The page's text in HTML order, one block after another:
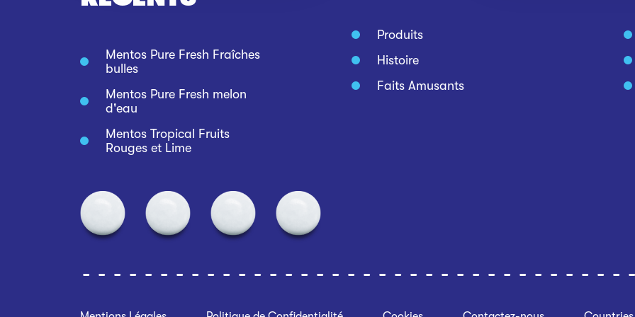
Mentos Pure Fresh Fraîches
bulles
Mentos Pure Fresh melon
d'eau
Mentos Tropical Fruits
Rouges et Lime
Produits
Histoire
Faits Amusants